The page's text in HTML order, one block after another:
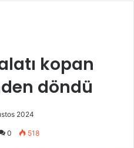
kopan
döndü
2024
0 518